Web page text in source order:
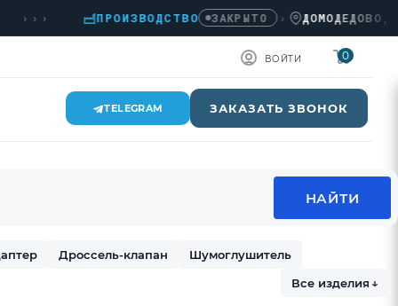
ПРОИЗВОДСТВО ЗАКРЫТО › ДОМОДЕДОВО,
ВОЙТИ 0
TELEGRAM ЗАКАЗАТЬ ЗВОНОК
Дроссель-клапан
Шумоглушитель
Все изделия ↓